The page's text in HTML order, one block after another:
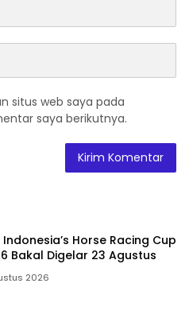
situs web saya pada
saya berikutnya.
Horse Racing Cup
Bakal Digelar 23 Agustus
2026